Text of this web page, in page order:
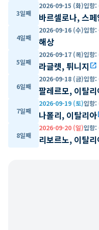
3일째
2026-09-15 (화)입항:
바르셀로나, 스페
4일째
2026-09-16 (수)입항:
해상
5일째
2026-09-17 (목)입항:
라글렛, 튀니지 open_in_new
6일째
2026-09-18 (금)입항:
팔레르모, 이탈
7일째
2026-09-19 (토)입항:
나폴리, 이탈리아
8일째
2026-09-20 (일)입항:
리보르노, 이탈